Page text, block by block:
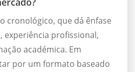
cronológico, que dá ênfase
experiência profissional,
académica. Em
por um formato baseado